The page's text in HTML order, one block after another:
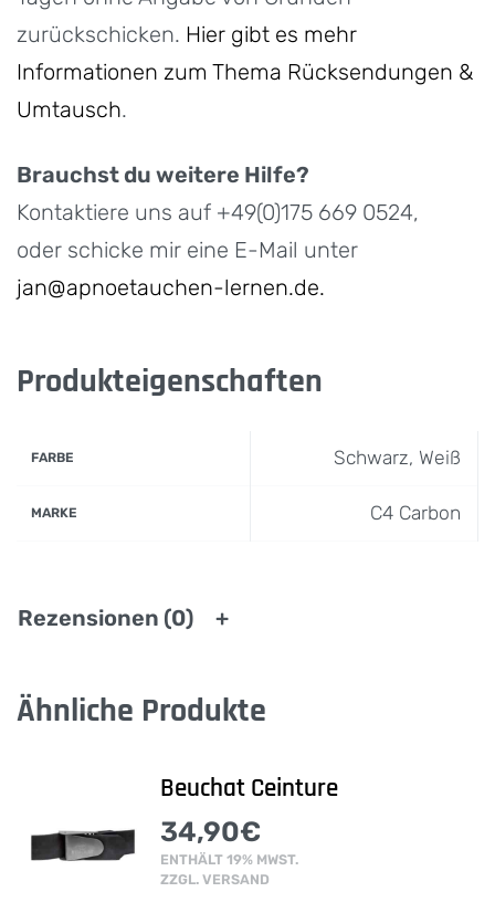
zurückschicken. Hier gibt es mehr
Informationen zum Thema Rücksendungen &
Umtausch.
Brauchst du weitere Hilfe?
Kontaktiere uns auf +49(0)175 669 0524,
oder schicke mir eine E-Mail unter
jan@apnoetauchen-lernen.de.
Produkteigenschaften
FARBE Schwarz, Weiß
MARKE C4 Carbon
Rezensionen (0)
Ähnliche Produkte
Beuchat Ceinture
34,90€
ENTHÄLT 19% MWST.
ZZGL. VERSAND